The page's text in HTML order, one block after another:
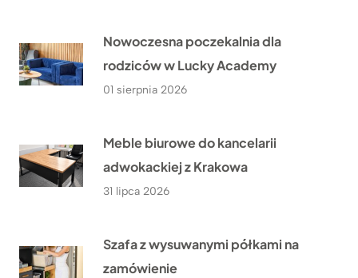
Nowoczesna poczekalnia dla
rodziców w Lucky Academy
01 sierpnia 2026
Meble biurowe do kancelarii
adwokackiej z Krakowa
31 lipca 2026
Szafa z wysuwanymi półkami na
zamówienie